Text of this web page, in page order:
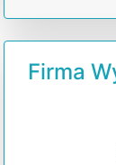
Firma